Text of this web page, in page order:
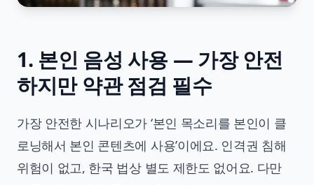
1. 본인 음성 사용 — 가장 안전
하지만 약관 점검 필수
가장 안전한 시나리오가 ‘본인 목소리를 본인이 클
로닝해서 본인 콘텐츠에 사용’이에요. 인격권 침해
위험이 없고, 한국 법상 별도 제한도 없어요. 다만